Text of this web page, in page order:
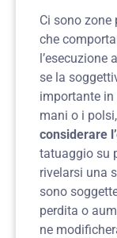
Ci sono
che
se la
importante in
mani o i
considerare
tatuaggio su
rivelarsi una
sono
perdita o
ne